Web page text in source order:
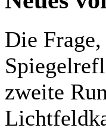
Die
zweite